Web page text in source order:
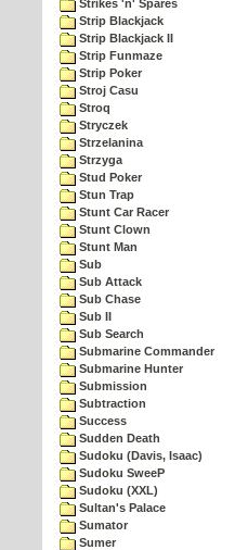
Strikes 'n' Spares
Strip Blackjack
Strip Blackjack II
Strip Funmaze
Strip Poker
Stroj Casu
Stroq
Stryczek
Strzelanina
Strzyga
Stud Poker
Stun Trap
Stunt Car Racer
Stunt Clown
Stunt Man
Sub
Sub Attack
Sub Chase
Sub II
Sub Search
Submarine Commander
Submarine Hunter
Submission
Subtraction
Success
Sudden Death
Sudoku (Davis, Isaac)
Sudoku SweeP
Sudoku (XXL)
Sultan's Palace
Sumator
Sumer